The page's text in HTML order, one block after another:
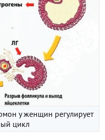
у женщин регулирует
цикл